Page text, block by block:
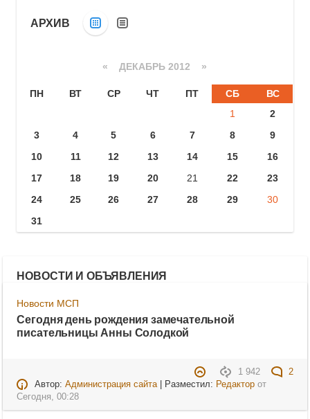
АРХИВ
« ДЕКАБРЬ 2012 »
ПН ВТ СР ЧТ ПТ СБ
ВС
1
2
3
4 5 6 7 8
9
10
11 12 13 14 15
16
17
18 19 20 21 22
23
24
25 26 27 28 29
30
31
НОВОСТИ И ОБЪЯВЛЕНИЯ
Новости МСП
Сегодня день рождения замечательной
писательницы Анны Солодкой
1 942
2
Автор: Администрация сайта| Разместил: Редакторот
Сегодня, 00:28